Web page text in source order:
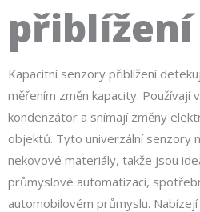
přiblížení
Kapacitní senzory přiblížení
měřením změn kapacity.
kondenzátor a snímají změny
objektů. Tyto univerzální senzory
nekovové materiály, takže jsou
průmyslové automatizaci,
automobilovém průmyslu.